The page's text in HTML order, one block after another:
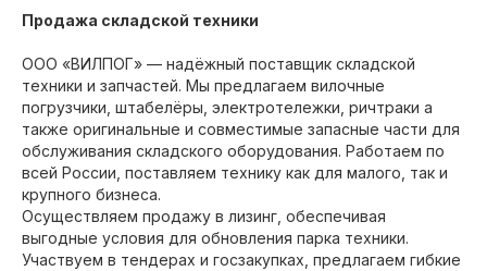
Продажа складской техники
ООО «ВИЛПОГ» — надёжный поставщик складской
техники и запчастей. Мы предлагаем вилочные
погрузчики, штабелёры, электротележки, ричтраки а
также оригинальные и совместимые запасные части для
обслуживания складского оборудования. Работаем по
всей России, поставляем технику как для малого, так и
крупного бизнеса.
Осуществляем продажу в лизинг, обеспечивая
выгодные условия для обновления парка техники.
Участвуем в тендерах и госзакупках, предлагаем гибкие